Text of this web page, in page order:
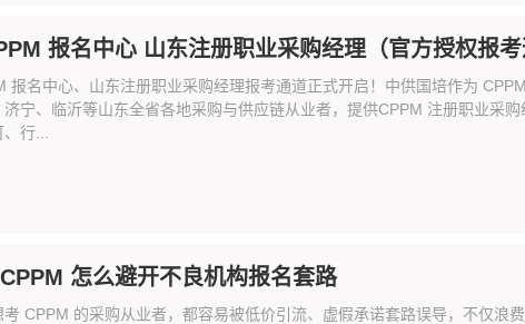
报名中心 山东注册职业采购经理（官方授权报考
报名中心、山东注册职业采购经理报考通道正式开启！中供国培作为
宁、临沂等山东全省各地采购与供应链从业者，提供CPPM 注册职业采
行...
怎么避开不良机构报名套路
考 CPPM 的采购从业者，都容易被低价引流、虚假承诺套路误导，不仅浪